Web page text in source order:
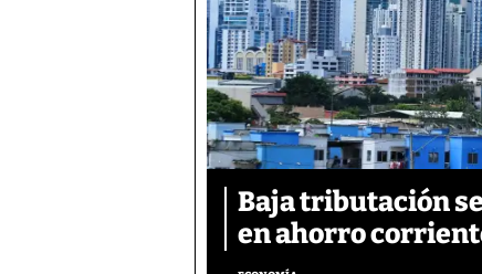
Baja tributación
en ahorro